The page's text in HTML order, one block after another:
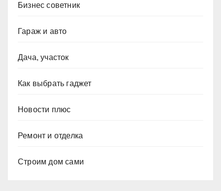
Бизнес советник
Гараж и авто
Дача, участок
Как выбрать гаджет
Новости плюс
Ремонт и отделка
Строим дом сами